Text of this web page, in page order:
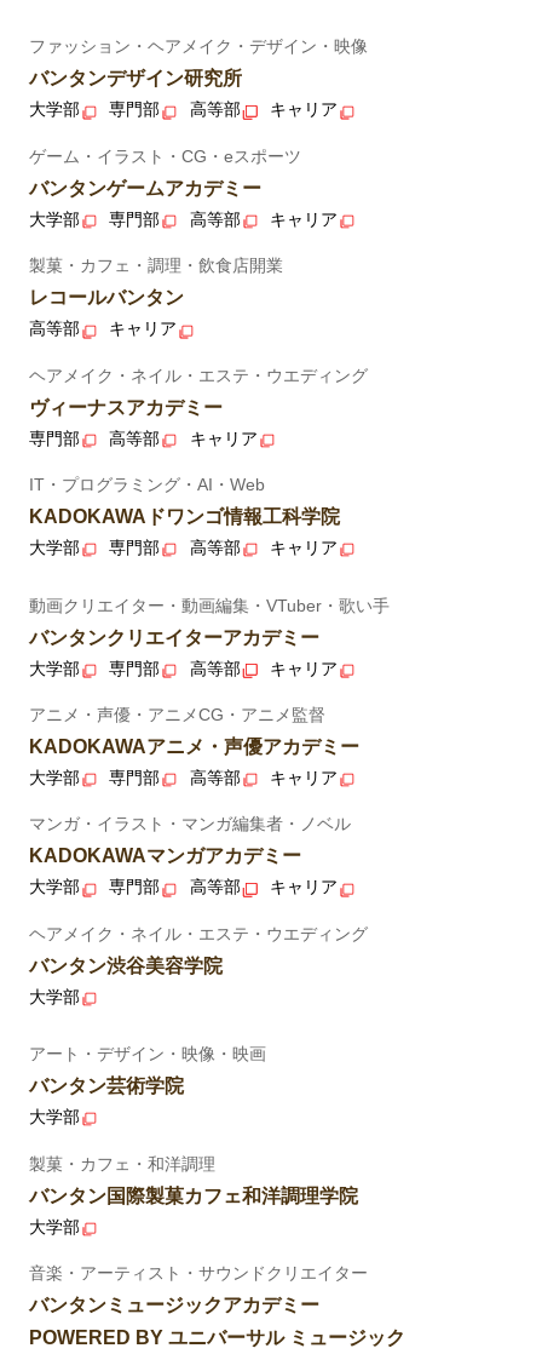
ファッション・ヘアメイク・デザイン・映像
バンタンデザイン研究所
大学部 専門部 高等部 キャリア
ゲーム・イラスト・CG・eスポーツ
バンタンゲームアカデミー
大学部 専門部 高等部 キャリア
製菓・カフェ・調理・飲食店開業
レコールバンタン
高等部 キャリア
ヘアメイク・ネイル・エステ・ウエディング
ヴィーナスアカデミー
専門部 高等部 キャリア
IT・プログラミング・AI・Web
KADOKAWAドワンゴ情報工科学院
大学部 専門部 高等部 キャリア
動画クリエイター・動画編集・VTuber・歌い手
バンタンクリエイターアカデミー
大学部 専門部 高等部 キャリア
アニメ・声優・アニメCG・アニメ監督
KADOKAWAアニメ・声優アカデミー
大学部 専門部 高等部 キャリア
マンガ・イラスト・マンガ編集者・ノベル
KADOKAWAマンガアカデミー
大学部 専門部 高等部 キャリア
ヘアメイク・ネイル・エステ・ウエディング
バンタン渋谷美容学院
大学部
アート・デザイン・映像・映画
バンタン芸術学院
大学部
製菓・カフェ・和洋調理
バンタン国際製菓カフェ和洋調理学院
大学部
音楽・アーティスト・サウンドクリエイター
バンタンミュージックアカデミー
POWERED BY ユニバーサル ミュージック